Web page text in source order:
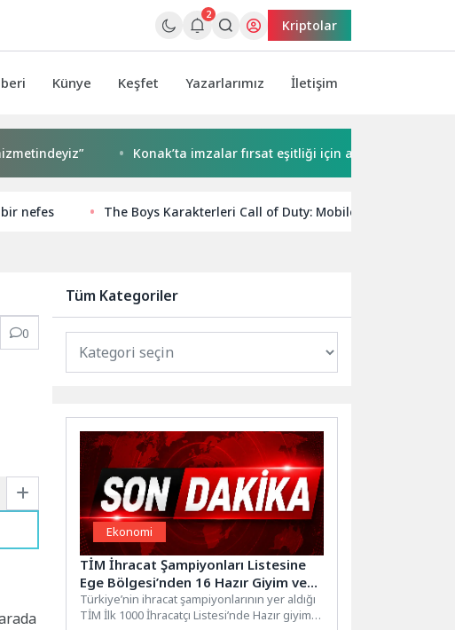
2
Kriptolar
Künye Keşfet Yazarlarımız İletişim
Konak’ta imzalar fırsat eşitliği için atıldı
nefes The Boys Karakterleri Call of Duty: Mobile’a Geliyor: 5.
0
Tüm Kategoriler
Ekonomi
TİM İhracat Şampiyonları Listesine
Ege Bölgesi’nden 16 Hazır Giyim ve
Tekstil İhracatçısı Girdi
Türkiye’nin ihracat şampiyonlarının yer aldığı
TİM İlk 1000 İhracatçı Listesi’nde Hazır giyim